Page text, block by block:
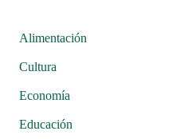
Alimentación
Cultura
Economía
Educación